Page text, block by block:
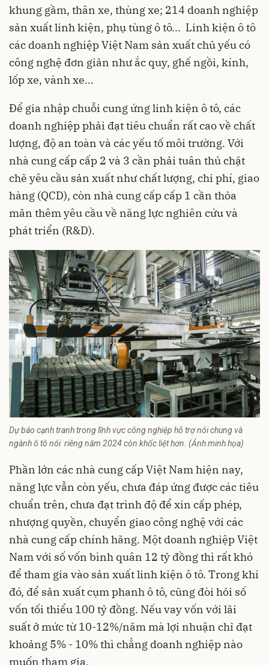
khung gầm, thân xe, thùng xe; 214 doanh nghiệp
sản xuất linh kiện, phụ tùng ô tô... Linh kiện ô tô
các doanh nghiệp Việt Nam sản xuất chủ yếu có
công nghệ đơn giản như ắc quy, ghế ngồi, kính,
lốp xe, vành xe…
Để gia nhập chuỗi cung ứng linh kiện ô tô, các
doanh nghiệp phải đạt tiêu chuẩn rất cao về chất
lượng, độ an toàn và các yếu tố môi trường. Với
nhà cung cấp cấp 2 và 3 cần phải tuân thủ chặt
chẽ yêu cầu sản xuất như chất lượng, chi phí, giao
hàng (QCD), còn nhà cung cấp cấp 1 cần thỏa
mãn thêm yêu cầu về năng lực nghiên cứu và
phát triển (R&D).
Dự báo cạnh tranh trong lĩnh vực công nghiệp hỗ trợ nói chung và
ngành ô tô nói riêng năm 2024 còn khốc liệt hơn. (Ảnh minh họa)
Phần lớn các nhà cung cấp Việt Nam hiện nay,
năng lực vẫn còn yếu, chưa đáp ứng được các tiêu
chuẩn trên, chưa đạt trình độ để xin cấp phép,
nhượng quyền, chuyển giao công nghệ với các
nhà cung cấp chính hãng. Một doanh nghiệp Việt
Nam với số vốn bình quân 12 tỷ đồng thì rất khó
để tham gia vào sản xuất linh kiện ô tô. Trong khi
đó, để sản xuất cụm phanh ô tô, cũng đòi hỏi số
vốn tối thiểu 100 tỷ đồng. Nếu vay vốn với lãi
suất ở mức từ 10-12%/năm mà lợi nhuận chỉ đạt
khoảng 5% - 10% thì chẳng doanh nghiệp nào
muốn tham gia.